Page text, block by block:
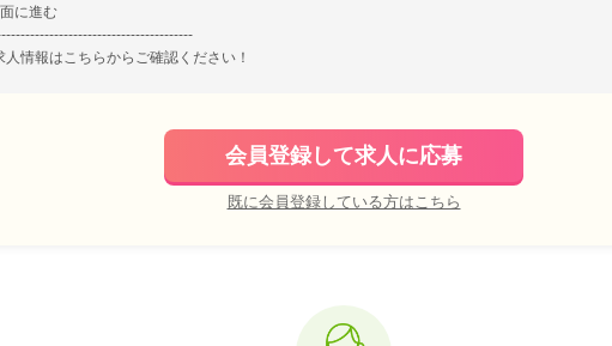
に進む
人情報はこちらからご確認ください！
会員登録して求人に応募
既に会員登録している方はこちら